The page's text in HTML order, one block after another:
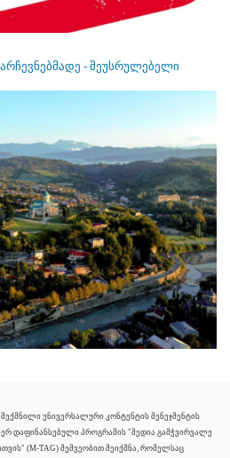
- შეუსრულებელი
უნივერსალური კონტენტის მენეჯმენტის
დაფინანსებული პროგრამის "მედია გამჭვირვალე
(M-TAG) მეშვეობით შეიქმნა, რომელსაც